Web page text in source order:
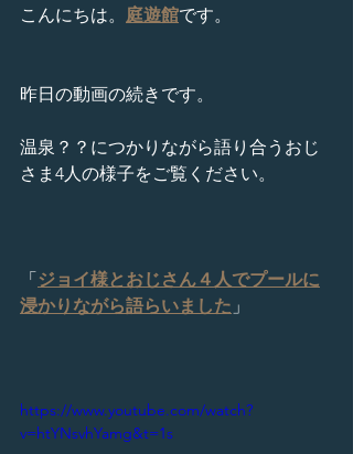
こんにちは。 庭遊館です。
昨日の動画の続きです。
温泉？？につかりながら語り合うおじ
さま4人の様子をご覧ください。
「ジョイ様とおじさん４人でプールに
浸かりながら語らいました 」
https://www.youtube.com/watch?
v=htYNsvhYamg&t=1s